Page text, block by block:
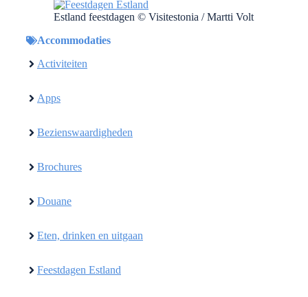
Estland feestdagen © Visitestonia / Martti Volt
Accommodaties
Activiteiten
Apps
Bezienswaardigheden
Brochures
Douane
Eten, drinken en uitgaan
Feestdagen Estland